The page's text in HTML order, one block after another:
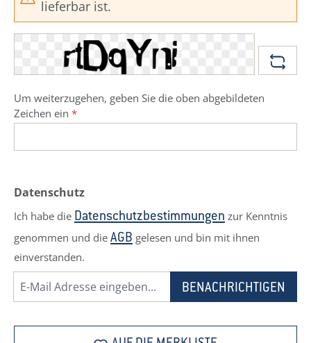
lieferbar ist.
Um weiterzugehen, geben Sie die oben abgebildeten
Zeichen ein *
Datenschutz
Ich habe die Datenschutzbestimmungen zur Kenntnis
genommen und die AGB gelesen und bin mit ihnen
einverstanden.
BENACHRICHTIGEN